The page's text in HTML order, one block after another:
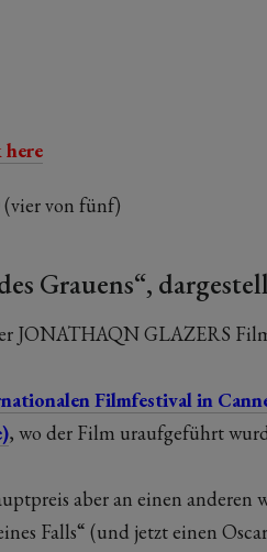
von fünf)
Grauens“,
JONATHAQN GLAZERS
Filmfestival in
, wo der Film uraufgeführt
aber an einen anderen
Falls“ (und jetzt einen